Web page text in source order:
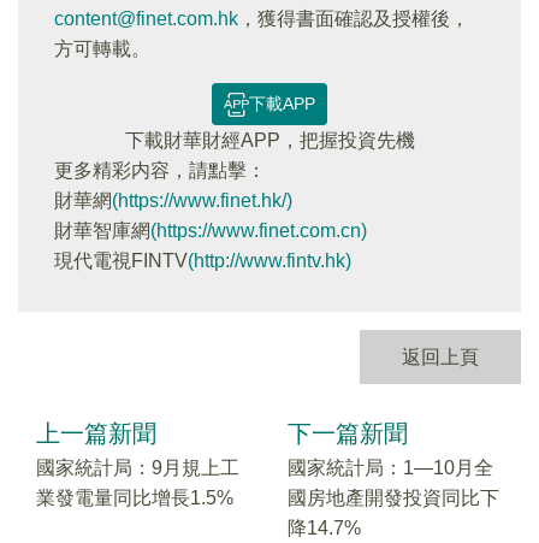
content@finet.com.hk ，獲得書面確認及授權後，
方可轉載。
下載APP
下載財華財經APP，把握投資先機
更多精彩内容，請點擊：
財華網(https://www.finet.hk/)
財華智庫網(https://www.finet.com.cn)
現代電視FINTV(http://www.fintv.hk)
返回上頁
上一篇新聞
國家統計局：9月規上工
業發電量同比增長1.5%
下一篇新聞
國家統計局：1—10月全
國房地產開發投資同比下
降14.7%